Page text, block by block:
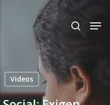
search
Videos
Close